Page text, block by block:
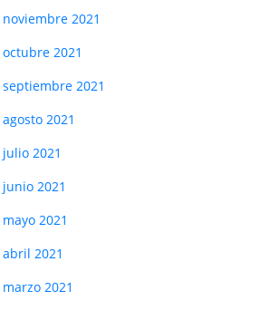
noviembre 2021
octubre 2021
septiembre 2021
agosto 2021
julio 2021
junio 2021
mayo 2021
abril 2021
marzo 2021